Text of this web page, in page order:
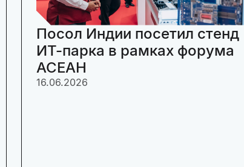
Посол Индии посетил стенд
ИТ-парка в рамках форума
АСЕАН
16.06.2026